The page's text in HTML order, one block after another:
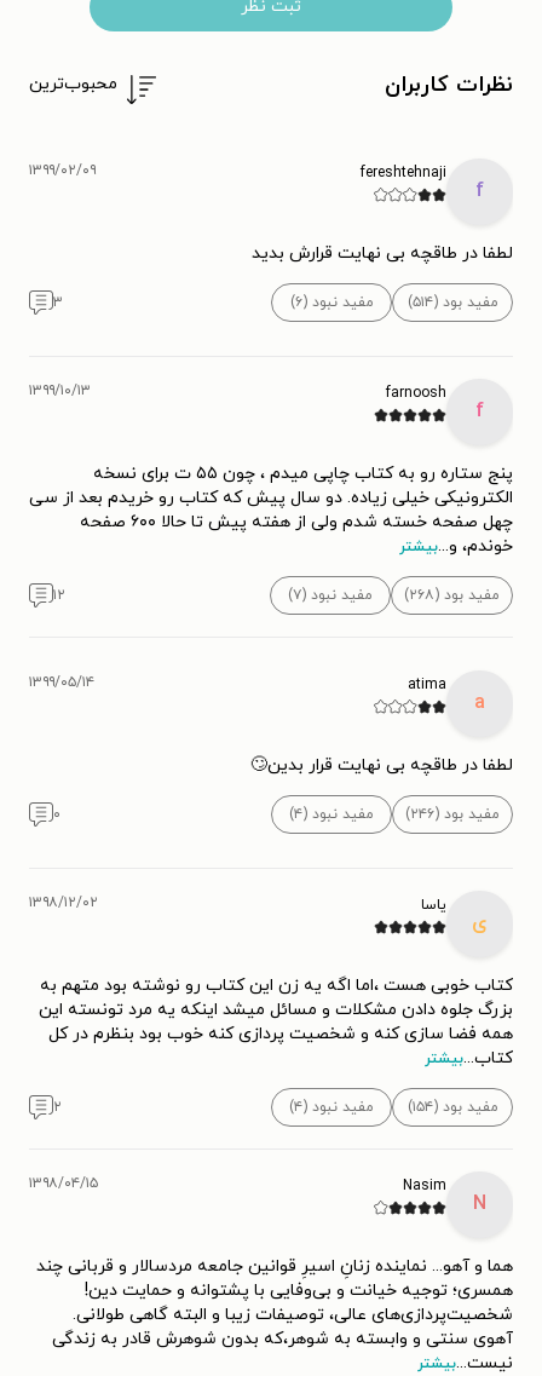
ثبت نظر
نظرات کاربران محبوب‌ترین
f
fereshtehnaji ۱۳۹۹/۰۲/۰۹
لطفا در طاقچه بی نهایت قرارش بدید
مفید بود (۵۱۴) مفید نبود (۶) ۳
f
farnoosh ۱۳۹۹/۱۰/۱۳
پنج ستاره رو به کتاب چاپی میدم ، چون ۵۵ ت برای نسخه
الکترونیکی خیلی زیاده. دو سال پیش که کتاب رو خریدم بعد از سی
چهل صفحه خسته شدم ولی از هفته پیش تا حالا ۶۰۰ صفحه
خوندم، و...بیشتر
مفید بود (۲۶۸) مفید نبود (۷) ۱۲
a
atima ۱۳۹۹/۰۵/۱۴
لطفا در طاقچه بی نهایت قرار بدین🙄
مفید بود (۲۴۶) مفید نبود (۴) ۰
ی
یاسا ۱۳۹۸/۱۲/۰۲
کتاب خوبی هست ،اما اگه یه زن این کتاب رو نوشته بود متهم به
بزرگ جلوه دادن مشکلات و مسائل میشد اینکه یه مرد تونسته این
همه فضا سازی کنه و شخصیت پردازی کنه خوب بود بنظرم در کل
کتاب...بیشتر
مفید بود (۱۵۴) مفید نبود (۴) ۲
N
Nasim ۱۳۹۸/۰۴/۱۵
هما و آهو... نماینده زنانِ اسیرِ قوانین جامعه مردسالار و قربانی چند
همسری؛ توجیه خیانت و بی‌وفایی با پشتوانه و حمایت دین!
شخصیت‌پردازی‌های عالی، توصیفات زیبا و البته گاهی طولانی.
آهوی سنتی و وابسته به شوهر،که بدون شوهرش قادر به زندگی
نیست...بیشتر